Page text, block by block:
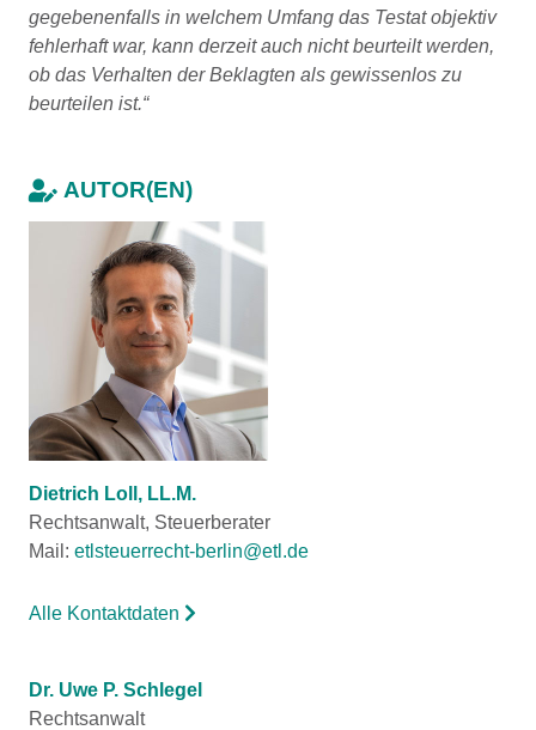
gegebenenfalls in welchem Umfang das Testat objektiv
fehlerhaft war, kann derzeit auch nicht beurteilt werden,
ob das Verhalten der Beklagten als gewissenlos zu
beurteilen ist.“
AUTOR(EN)
Dietrich Loll, LL.M.
Rechtsanwalt, Steuerberater
Mail: etlsteuerrecht-berlin@etl.de
Alle Kontaktdaten
Dr. Uwe P. Schlegel
Rechtsanwalt